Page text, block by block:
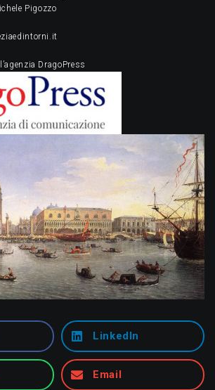
Pigozzo
DragoPress
LinkedIn
Email